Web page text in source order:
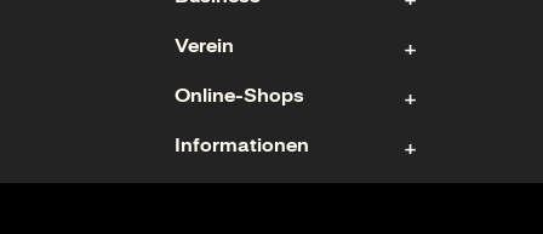
Impressum
Datenschutz
Cookies
Aktie
Sponsoring & Hospitality
Geschäftsführung
Verein
Fan- und Förderabteilung
Mitgliedschaft
Online-Shops
Ticketshop
Informationen